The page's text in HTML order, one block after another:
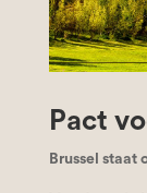
Pact
Brussel staat